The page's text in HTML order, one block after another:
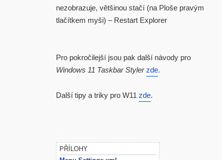
nezobrazuje, většinou stačí (na Ploše pravým
tlačítkem myši) – Restart Explorer
Pro pokročilejší jsou pak další návody pro
Windows 11 Taskbar Styler zde.
Další tipy a triky pro W11 zde.
PŘÍLOHY